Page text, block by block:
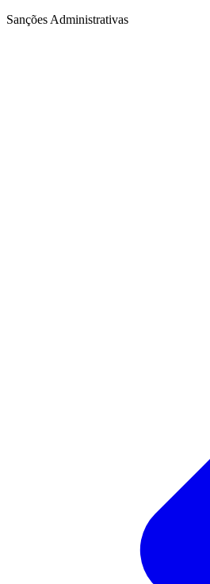
Sanções Administrativas